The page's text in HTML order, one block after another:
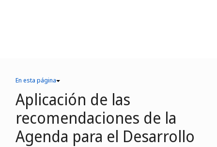
En esta página
Aplicación de las
recomendaciones de la
Agenda para el Desarrollo